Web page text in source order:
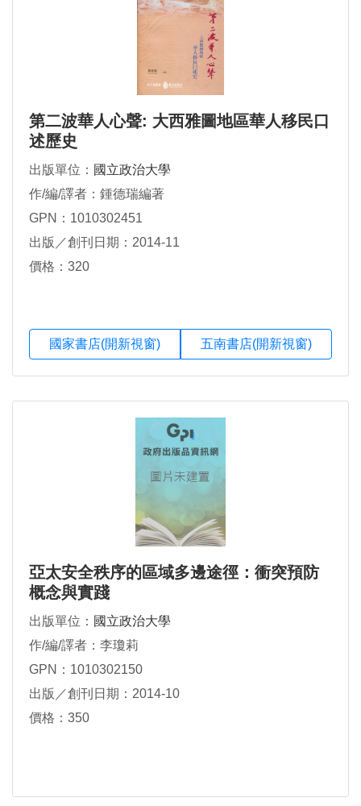
第二波華人心聲: 大西雅圖地區華人移民口
述歷史
出版單位： 國立政治大學
作/編/譯者：鍾德瑞編著
GPN：1010302451
出版／創刊日期：2014-11
價格：320
國家書店(開新視窗) 五南書店(開新視窗)
亞太安全秩序的區域多邊途徑：衝突預防
概念與實踐
出版單位： 國立政治大學
作/編/譯者：李瓊莉
GPN：1010302150
出版／創刊日期：2014-10
價格：350